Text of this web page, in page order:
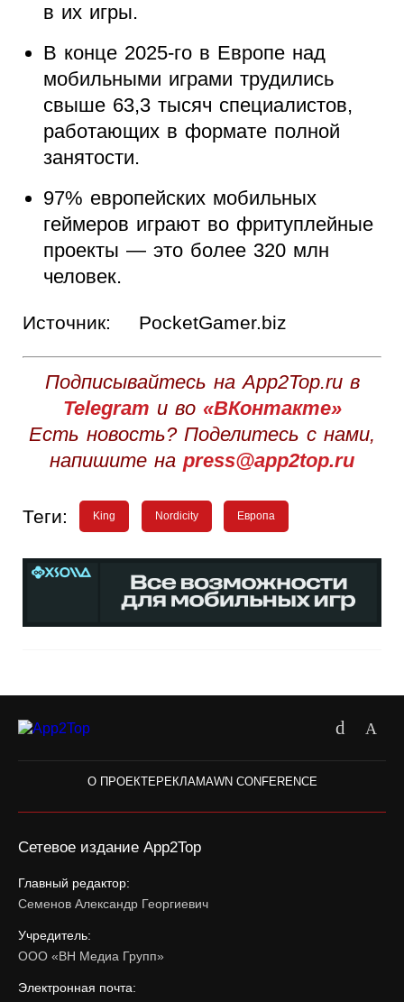
в их игры.
В конце 2025-го в Европе над
мобильными играми трудились
свыше 63,3 тысяч специалистов,
работающих в формате полной
занятости.
97% европейских мобильных
геймеров играют во фритуплейные
проекты — это более 320 млн
человек.
Источник: PocketGamer.biz
Подписывайтесь на App2Top.ru в
Telegram и во «ВКонтакте»
Есть новость? Поделитесь с нами,
напишите на press@app2top.ru
Теги: King Nordicity Европа
О ПРОЕКТЕРЕКЛАМАWN CONFERENCE
Сетевое издание App2Top
Главный редактор:
Семенов Александр Георгиевич
Учредитель:
ООО «ВН Медиа Групп»
Электронная почта: